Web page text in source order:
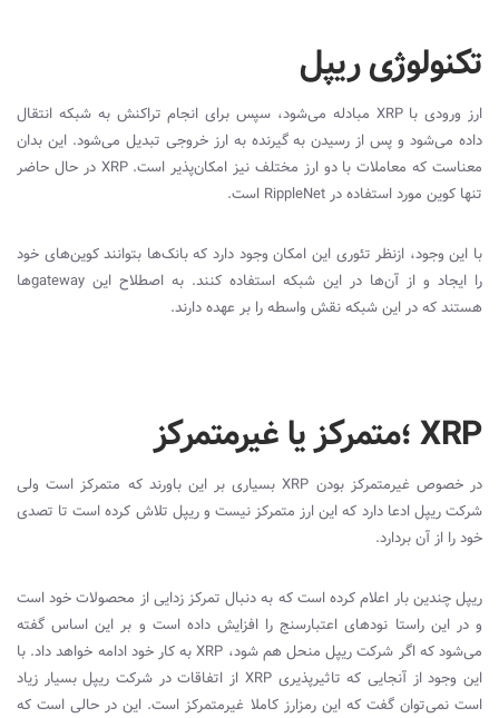
تکنولوژی ریپل
ارز ورودی باXRP مبادله می‌شود، سپس برای انجام تراکنش به شبکه انتقال
داده می‌شود و پس از رسیدن به گیرنده به ارز خروجی تبدیل می‌شود. این بدان
معناست که معاملات با دو ارز مختلف نیز امکان‌پذیر است.XRP در حال حاضر
تنها کوین مورد استفاده در RippleNet است.
با این وجود، ازنظر تئوری این امکان وجود دارد که بانک‌ها بتوانند کوین‌های خود
را ایجاد و از آن‌ها در این شبکه استفاده کنند. به‌ اصطلاح این gateway‌ها
هستند که در این شبکه نقش واسطه را بر عهده دارند.
XRP ؛‌متمرکز یا غیر‌متمرکز
در خصوص غیر‌متمرکز بودن XRPبسیاری بر این باورند که متمرکز است ولی
شرکت ریپل ادعا دارد که این ارز متمرکز نیست و ریپل تلاش کرده است تا تصدی
خود را از آن بردارد.
ریپل چندین بار اعلام کرده است که به دنبال تمرکز زدایی از محصولات خود است
و در این راستا نودهای اعتبار‌سنج را افزایش داده است و بر این اساس گفته
می‌شود که اگر شرکت ریپل منحل هم شود، XRPبه کار خود ادامه خواهد داد. با
این وجود از آنجایی که تاثیرپذیریXRP از اتفاقات در شرکت ریپل بسیار زیاد
است نمی‌توان گفت که این رمزارز کاملا غیرمتمرکز است. این در حالی است که